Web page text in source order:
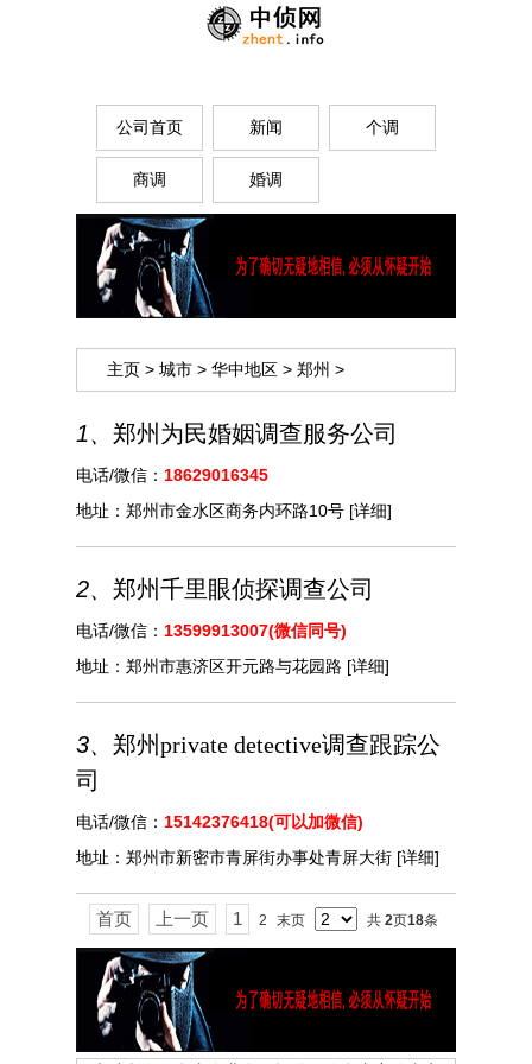
公司首页 新闻 个调
商调 婚调
主页 > 城市 > 华中地区 > 郑州 >
1、 郑州为民婚姻调查服务公司
电话/微信： 18629016345
地址： 郑州市金水区商务内环路10号 [详细]
2、 郑州千里眼侦探调查公司
电话/微信： 13599913007(微信同号)
地址： 郑州市惠济区开元路与花园路 [详细]
3、 郑州private detective调查跟踪公
司
电话/微信： 15142376418(可以加微信)
地址： 郑州市新密市青屏街办事处青屏大街 [详细]
首页 上一页 1 2 末页 共 2页18条